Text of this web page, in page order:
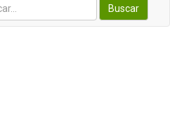
Buscar